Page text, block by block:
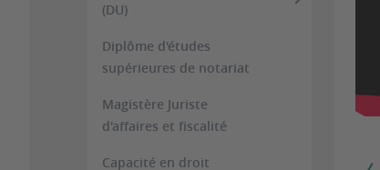
(DU)
Diplôme d'études
supérieures de notariat
Magistère Juriste
d'affaires et fiscalité
Capacité en droit